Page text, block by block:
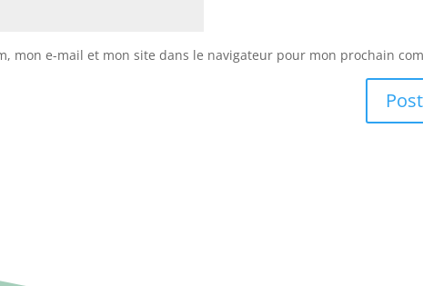
mon e-mail et mon site dans le navigateur pour mon prochain